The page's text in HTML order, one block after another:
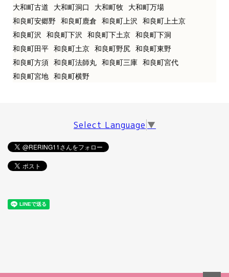
大和町古道
大和町洞口 大和町牧
大和町万場
和良町安郷野
和良町鹿倉 和良町上沢
和良町上土京
和良町沢
和良町下沢 和良町下土京
和良町下洞
和良町田平
和良町土京 和良町野尻
和良町東野
和良町方須
和良町法師丸 和良町三庫
和良町宮代
和良町宮地
和良町横野
Select Language ▼